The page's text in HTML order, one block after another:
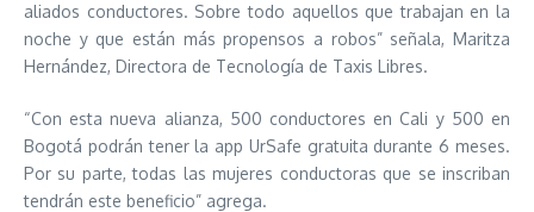
aliados conductores. Sobre todo aquellos que trabajan en la
noche y que están más propensos a robos” señala, Maritza
Hernández, Directora de Tecnología de Taxis Libres.
“Con esta nueva alianza, 500 conductores en Cali y 500 en
Bogotá podrán tener la app UrSafe gratuita durante 6 meses.
Por su parte, todas las mujeres conductoras que se inscriban
tendrán este beneficio” agrega.